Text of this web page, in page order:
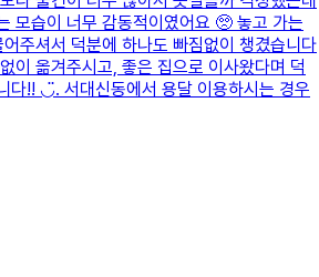
모습이 너무 감동적이였어요 🥺 놓고 가는
주셔서 덕분에 하나도 빠짐없이 챙겼습니다
이 옮겨주시고, 좋은 집으로 이사왔다며 덕
다!! ◡̈. 서대신동에서 용달 이용하시는 경우